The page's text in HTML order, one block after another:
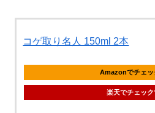
コゲ取り名人 150ml 2本
Amazonでチェッ
楽天でチェック